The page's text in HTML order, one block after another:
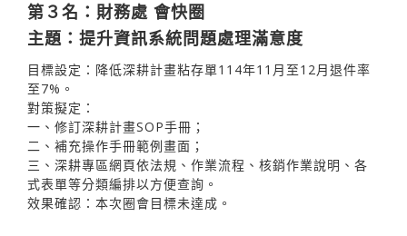
第３名：財務處 會快圈
主題：提升資訊系統問題處理滿意度
目標設定：降低深耕計畫粘存單114年11月至12月退件率
至7%。
對策擬定：
一、修訂深耕計畫SOP手冊；
二、補充操作手冊範例畫面；
三、深耕專區網頁依法規、作業流程、核銷作業說明、各
式表單等分類編排以方便查詢。
效果確認：本次圈會目標未達成。